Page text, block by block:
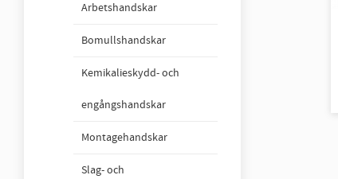
Arbetshandskar
Bomullshandskar
Kemikalieskydd- och
engångshandskar
Montagehandskar
Slag- och